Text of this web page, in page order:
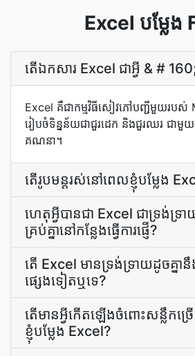
Excel បម្លែង
តើ​ឯកសារ Excel ជា​អ្វី & #
Excel គឺជាកម្មវិធីសៀវភៅបញ្ជីមួយរប
រៀបចំទិន្នន័យជាជួរដេក និងជួរឈរ ជាមួ
គណនា។
តើ​រូបមន្ត​រស់​នៅ​ពេល​ខ្ញុំ​បម្លែង
ហេតុអ្វីបានជា Excel ជាទ្រង់ទ្
គ្រប់គ្នានៅកន្លែងធ្វើការផ្ញើ?
តើ Excel មានទ្រង់ទ្រាយដូចគ្នានឹ
ផ្សេងទៀតឬទេ?
តើ​មាន​អ្វី​កើតឡើង​ចំពោះ​សន្លឹក​ច្
ខ្ញុំ​បម្លែង Excel?